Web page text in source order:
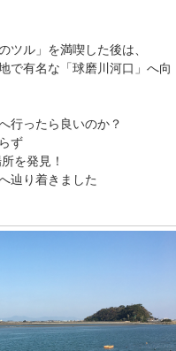
ツル」を満喫した後は、
で有名な「球磨川河口」へ向
行ったら良いのか？
ず
を発見！
辿り着きました